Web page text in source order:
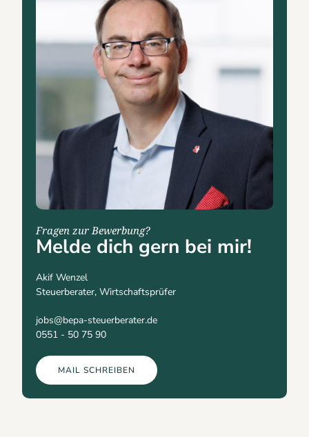
Fragen zur Bewerbung?
Melde dich gern bei mir!
Akif Wenzel
Steuerberater, Wirtschaftsprüfer
jobs@bepa-steuerberater.de
0551 - 50 75 90
MAIL SCHREIBEN